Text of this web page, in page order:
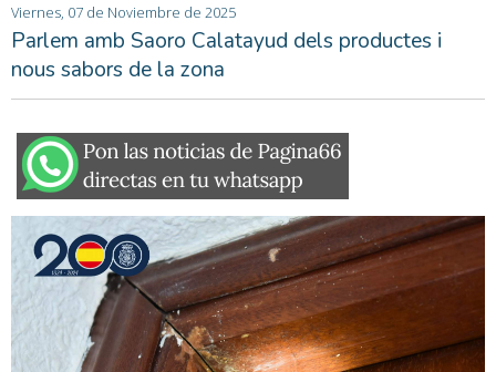
Viernes, 07 de Noviembre de 2025
Parlem amb Saoro Calatayud dels productes i
nous sabors de la zona